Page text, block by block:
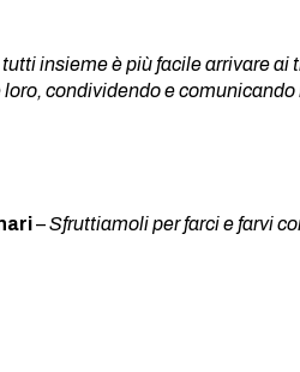
insieme è più facile arrivare ai
condividendo e comunicando
–Sfruttiamoli per farci e farvi